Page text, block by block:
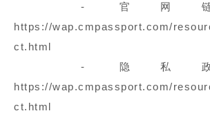
- 官网链
https://wap.cmpassport.com/
ct.html
- 隐私政
https://wap.cmpassport.com/
ct.html